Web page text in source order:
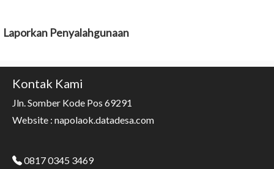
Laporkan Penyalahgunaan
Kontak Kami
Jln. Somber Kode Pos 69291
Website : napolaok.datadesa.com
0817 0345 3469